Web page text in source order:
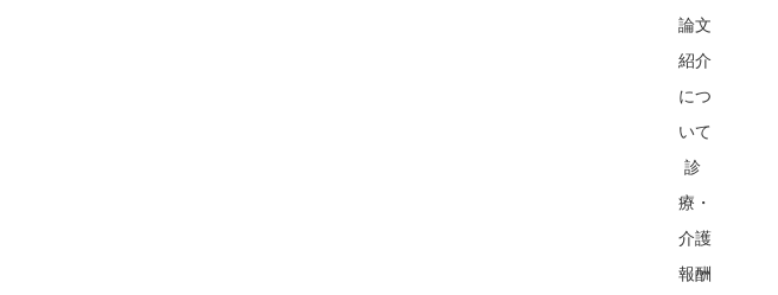
論文
紹介
につ
いて
診
療・
介護
報酬